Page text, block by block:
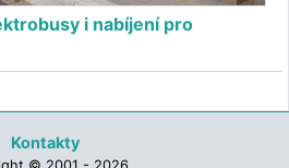
i nabíjení pro
Kontakty